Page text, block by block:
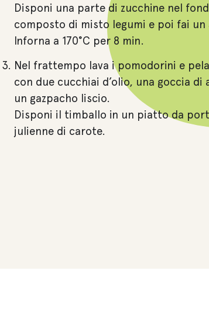
Disponi una parte di zucchine nel
composto di misto legumi e poi fai
Inforna a 170°C per 8 min.
Nel frattempo lava i pomodorini e
con due cucchiai d’olio, una goccia
un gazpacho liscio.
Disponi il timballo in un piatto da
julienne di carote.